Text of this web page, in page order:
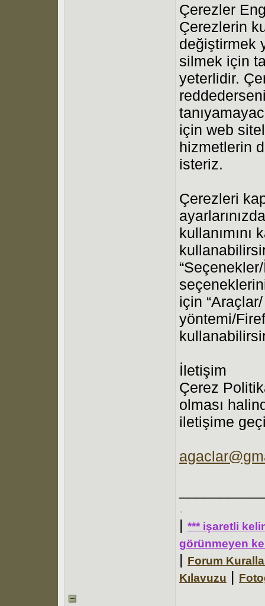
Çerezler
Çerezlerin
değiştirmek
silmek için
yeterlidir.
için web
hizmetlerin
isteriz.
Çerezleri
kullanımını
için
yöntemi/
İletişim
Çerez
olması
iletişime
.
| *** işaretli
görünmeyen
| Forum
Kılavuzu |